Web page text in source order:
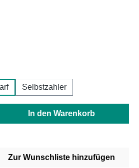
Selbstzahler
Gib den gewünschten
In den Warenkorb
Zur Wunschliste hinzufügen